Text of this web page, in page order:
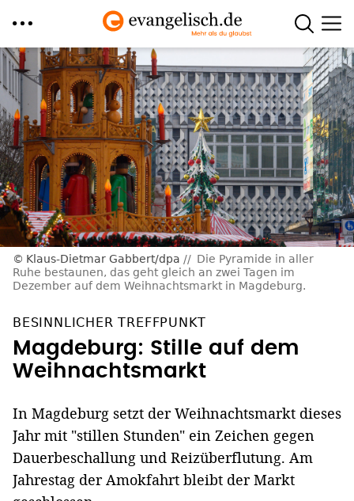
Direkt
zum
Inhalt
Klaus-Dietmar Gabbert/dpa
Die Pyramide in aller
Ruhe bestaunen, das geht gleich an zwei Tagen im
Dezember auf dem Weihnachtsmarkt in Magdeburg.
BESINNLICHER TREFFPUNKT
Magdeburg: Stille auf dem
Weihnachtsmarkt
In Magdeburg setzt der Weihnachtsmarkt dieses
Jahr mit "stillen Stunden" ein Zeichen gegen
Dauerbeschallung und Reizüberflutung. Am
Jahrestag der Amokfahrt bleibt der Markt